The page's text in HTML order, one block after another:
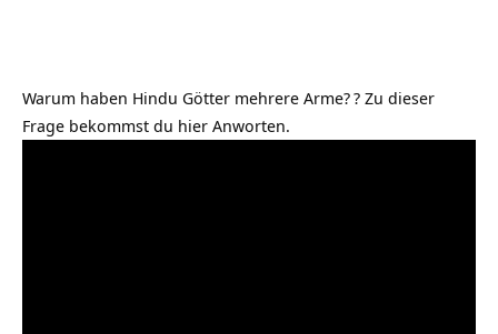
Warum haben Hindu Götter mehrere Arme?? Zu dieser
Frage bekommst du hier Anworten.